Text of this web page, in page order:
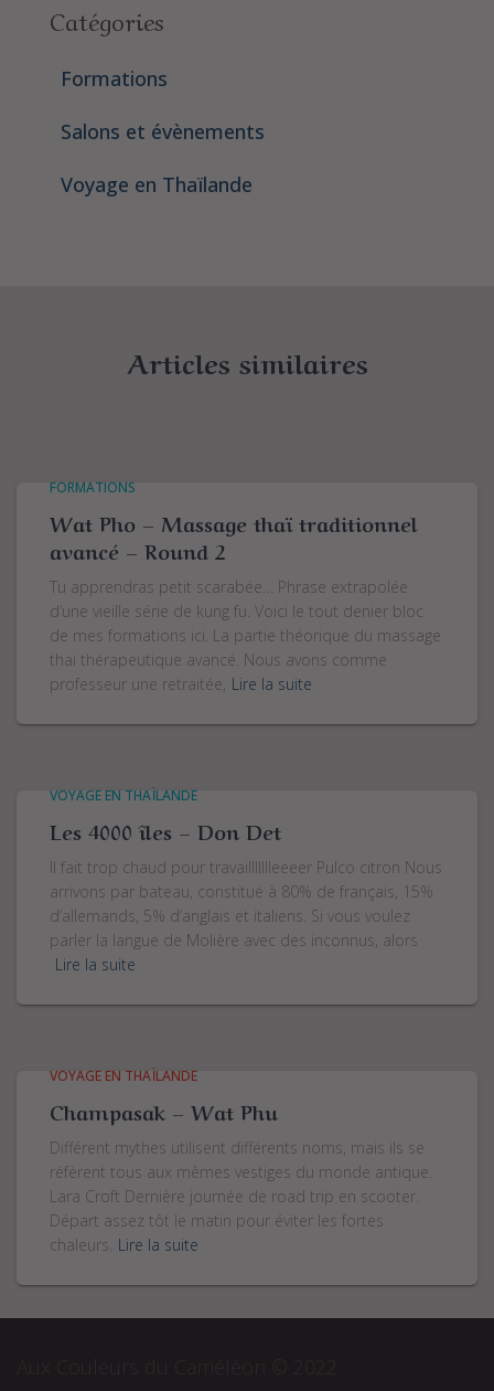
Catégories
Formations
Salons et évènements
Voyage en Thaïlande
Articles similaires
FORMATIONS
Wat Pho – Massage thaï traditionnel
avancé – Round 2
Tu apprendras petit scarabée… Phrase extrapolée
d’une vieille série de kung fu. Voici le tout denier bloc
de mes formations ici. La partie théorique du massage
thai thérapeutique avancé. Nous avons comme
professeur une retraitée, Lire la suite
VOYAGE EN THAÏLANDE
Les 4000 îles – Don Det
Il fait trop chaud pour travaillllllleeeer Pulco citron Nous
arrivons par bateau, constitué à 80% de français, 15%
d’allemands, 5% d’anglais et italiens. Si vous voulez
parler la langue de Molière avec des inconnus, alors
Lire la suite
VOYAGE EN THAÏLANDE
Champasak – Wat Phu
Différent mythes utilisent différents noms, mais ils se
réfèrent tous aux mêmes vestiges du monde antique.
Lara Croft Dernière journée de road trip en scooter.
Départ assez tôt le matin pour éviter les fortes
chaleurs. Lire la suite